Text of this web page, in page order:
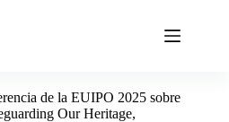
de la EUIPO 2025 sobre
Our Heritage,